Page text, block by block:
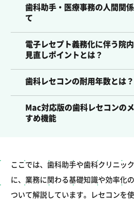
歯科助手・医療事務の人間関
て
電子レセプト義務化に伴う院
見直しポイントとは？
歯科レセコンの耐用年数とは？
Mac対応版の歯科レセコンの
すめ機能
ここでは、歯科助手や歯科クリニッ
に、業務に関わる基礎知識や効率化
ついて解説しています。レセコンを